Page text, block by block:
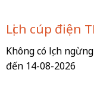
Lịch cúp điện
Không có lịch
đến 14-08-2026